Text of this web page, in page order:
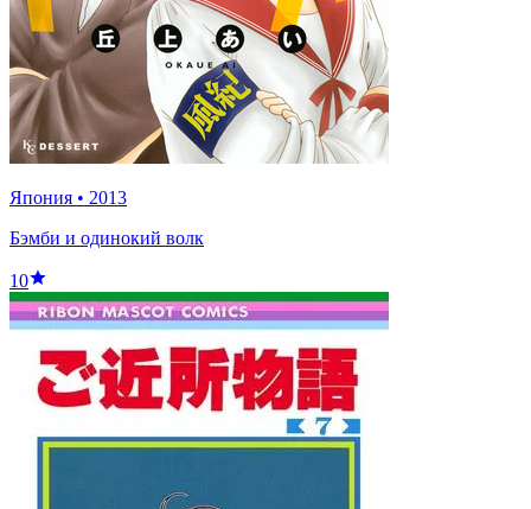
Япония • 2013
Бэмби и одинокий волк
10